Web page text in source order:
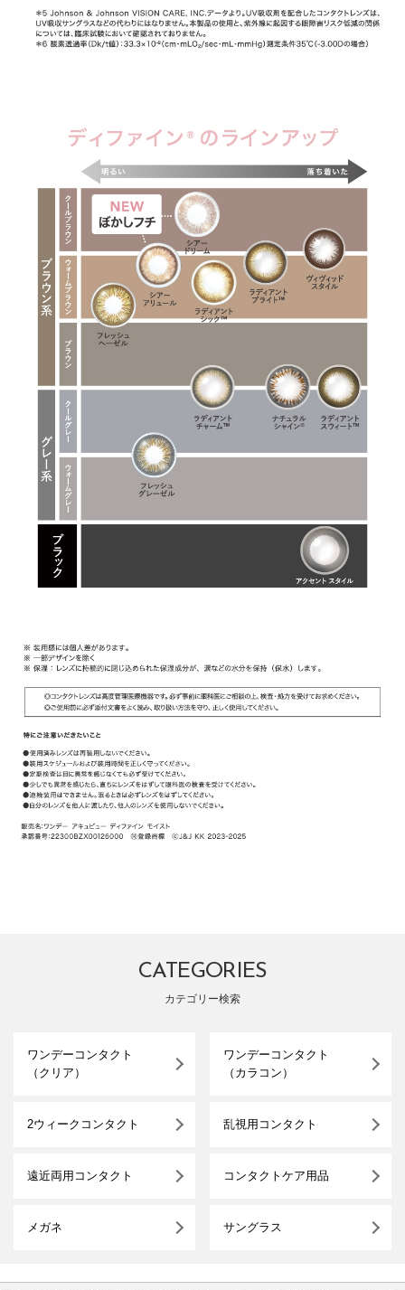
CATEGORIES
カテゴリー検索
ワンデーコンタクト
（クリア）
ワンデーコンタクト
（カラコン）
2ウィークコンタクト 乱視用コンタクト
遠近両用コンタクト コンタクトケア用品
メガネ サングラス